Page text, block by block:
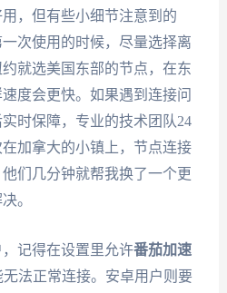
，但有些小细节注意到的
次使用的时候，尽量选择离
就选美国东部的节点，在东
度会更快。如果遇到连接问
时保障，专业的技术团队24
加拿大的小镇上，节点连接
们几分钟就帮我换了一个更
。
记得在设置里允许番茄加速
法正常连接。安卓用户则要